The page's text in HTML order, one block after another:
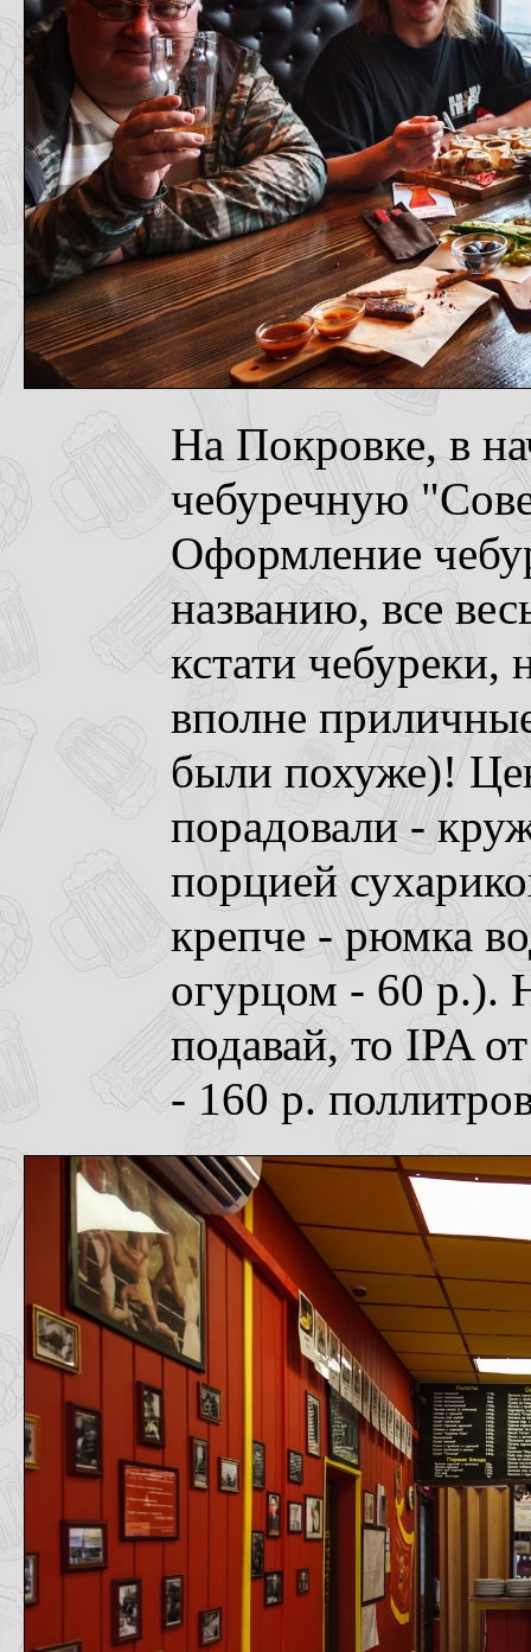
На Покровке, в
чебуречную
Оформление
названию, все
кстати чебуреки,
вполне
были похуже)!
порадовали -
порцией
крепче - рюмка
огурцом - 60 р.).
подавай, то IPA
- 160 р.